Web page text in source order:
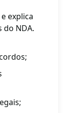
explica
do NDA.